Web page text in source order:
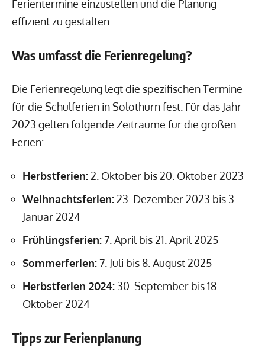
Ferientermine einzustellen und die Planung
effizient zu gestalten.
Was umfasst die Ferienregelung?
Die Ferienregelung legt die spezifischen Termine
für die Schulferien in Solothurn fest. Für das Jahr
2023 gelten folgende Zeiträume für die großen
Ferien:
Herbstferien:2. Oktober bis 20. Oktober 2023
Weihnachtsferien:23. Dezember 2023 bis 3.
Januar 2024
Frühlingsferien: 7. April bis 21. April 2025
Sommerferien: 7. Juli bis 8. August 2025
Herbstferien 2024: 30. September bis 18.
Oktober 2024
Tipps zur Ferienplanung